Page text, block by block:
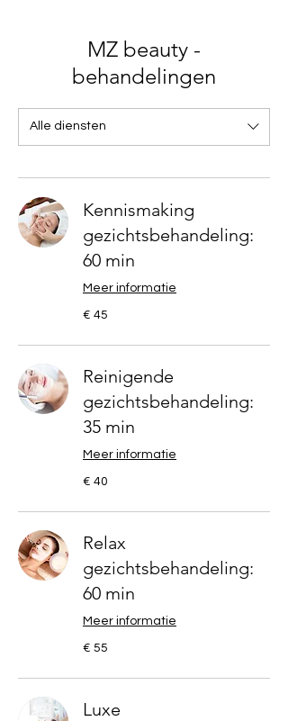
MZ beauty -
behandelingen
Alle diensten
Kennismaking
gezichtsbehandeling:
60 min
Meer informatie
45
euro
€ 45
Reinigende
gezichtsbehandeling:
35 min
Meer informatie
40
euro
€ 40
Relax
gezichtsbehandeling:
60 min
Meer informatie
55
euro
€ 55
Luxe